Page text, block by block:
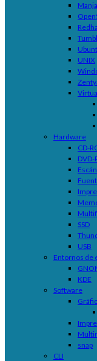
UNIX
Hardware
CD-
DVD-
SSD
USB
Entornos de
KDE
Software
snap
CLI